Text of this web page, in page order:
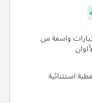
واسعة من
استثنائية